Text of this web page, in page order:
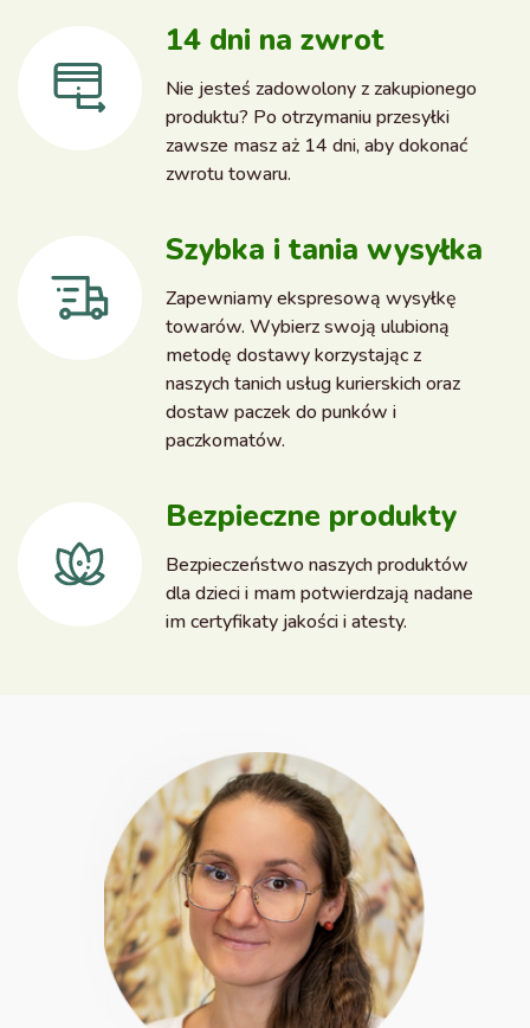
14 dni na zwrot
Nie jesteś zadowolony z zakupionego
produktu? Po otrzymaniu przesyłki
zawsze masz aż 14 dni, aby dokonać
zwrotu towaru.
Szybka i tania wysyłka
Zapewniamy ekspresową wysyłkę
towarów. Wybierz swoją ulubioną
metodę dostawy korzystając z
naszych tanich usług kurierskich oraz
dostaw paczek do punków i
paczkomatów.
Bezpieczne produkty
Bezpieczeństwo naszych produktów
dla dzieci i mam potwierdzają nadane
im certyfikaty jakości i atesty.